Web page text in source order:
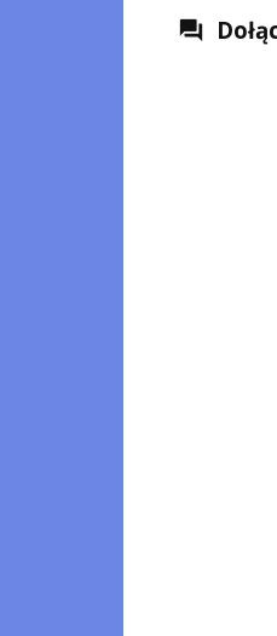
question_answer